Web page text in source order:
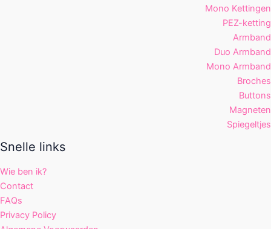
Mono Kettingen
PEZ-ketting
Armband
Duo Armband
Mono Armband
Broches
Buttons
Magneten
Spiegeltjes
Snelle links
Wie ben ik?
Contact
FAQs
Privacy Policy